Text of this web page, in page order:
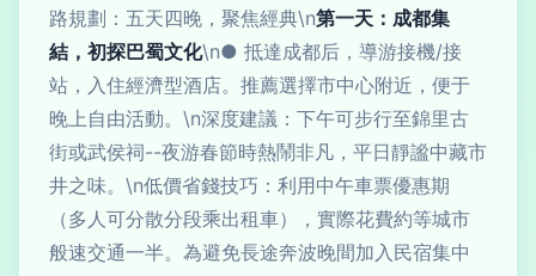
路規劃：五天四晚，聚焦經典\n第一天：成都集
結，初探巴蜀文化\n● 抵達成都后，導游接機/接
站，入住經濟型酒店。推薦選擇市中心附近，便于
晚上自由活動。\n深度建議：下午可步行至錦里古
街或武侯祠--夜游春節時熱鬧非凡，平日靜謐中藏市
井之味。\n低價省錢技巧：利用中午車票優惠期
（多人可分散分段乘出租車），實際花費約等城市
般速交通一半。為避免長途奔波晚間加入民宿集中